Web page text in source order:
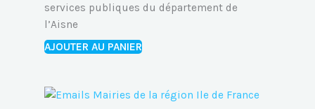
services publiques du département de
l’Aisne
AJOUTER AU PANIER